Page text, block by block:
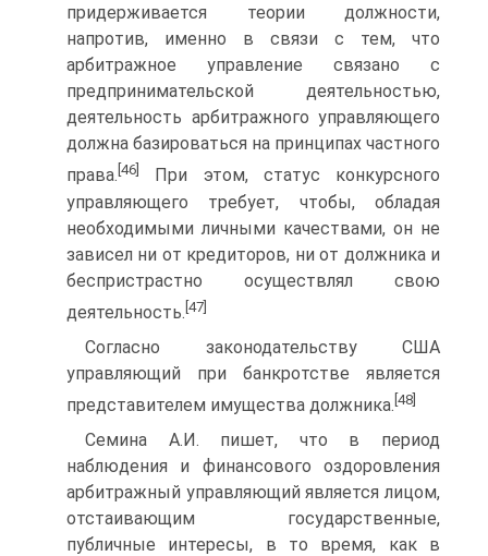
придерживается теории должности,
напротив, именно в связи с тем, что
арбитражное управление связано с
предпринимательской деятельностью,
деятельность арбитражного управляющего
должна базироваться на принципах частного
права. [46]
При этом, статус конкурсного
управляющего требует, чтобы, обладая
необходимыми личными качествами, он не
зависел ни от кредиторов, ни от должника и
беспристрастно осуществлял свою
деятельность. [47]
Согласно законодательству США
управляющий при банкротстве является
представителем имущества должника. [48]
Семина А.И. пишет, что в период
наблюдения и финансового оздоровления
арбитражный управляющий является лицом,
отстаивающим государственные,
публичные интересы, в то время, как в